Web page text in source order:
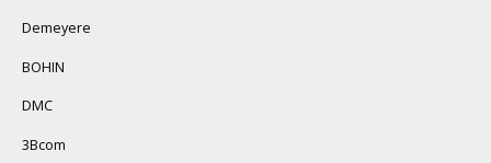
Demeyere
BOHIN
DMC
3Bcom